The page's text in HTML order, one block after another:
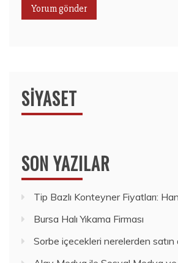
SIYASET
SON YAZILAR
Tip Bazlı Konteyner Fiyatları:
Bursa Halı Yıkama Firması
Sorbe içecekleri nerelerden satın